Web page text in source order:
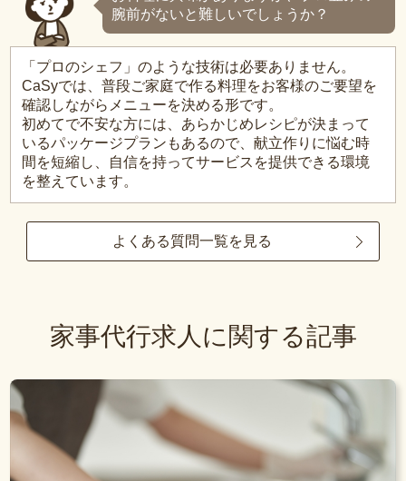
腕前がないと難しいでしょうか？
「プロのシェフ」のような技術は必要ありません。
CaSyでは、普段ご家庭で作る料理をお客様のご要望を
確認しながらメニューを決める形です。
初めてで不安な方には、あらかじめレシピが決まって
いるパッケージプランもあるので、献立作りに悩む時
間を短縮し、自信を持ってサービスを提供できる環境
を整えています。
よくある質問一覧を見る
家事代行求人に関する記事